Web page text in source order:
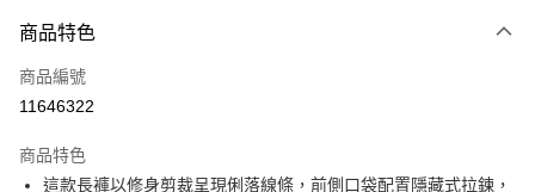
信用卡一次付款
信用卡分期付款
合作金庫商業銀行
6 期 0 利率 每期
商品特色
商品編號
11646322
商品特色
這款長褲以修身剪裁呈現俐落線條，前側口袋配置隱藏式拉鍊，